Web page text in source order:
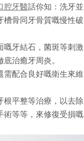
腔牙醫話你知：洗牙並
槽骨同牙骨質嘅慢性破
嘅牙結石，菌斑等刺激
治癒牙周炎。
需配合良好嘅衛生來維
根平整等治療，以去除
術等等，來修復受損嘅